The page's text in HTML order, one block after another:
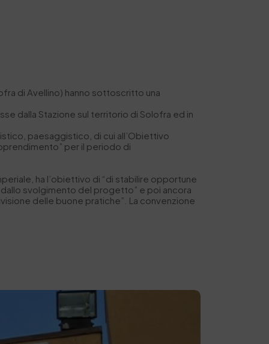
di Avellino) hanno sottoscritto una
dalla Stazione sul territorio di Solofra ed in
paesaggistico, di cui all’Obiettivo
per il periodo di
ha l’obiettivo di “di stabilire opportune
svolgimento del progetto” e poi ancora
delle buone pratiche”. La convenzione